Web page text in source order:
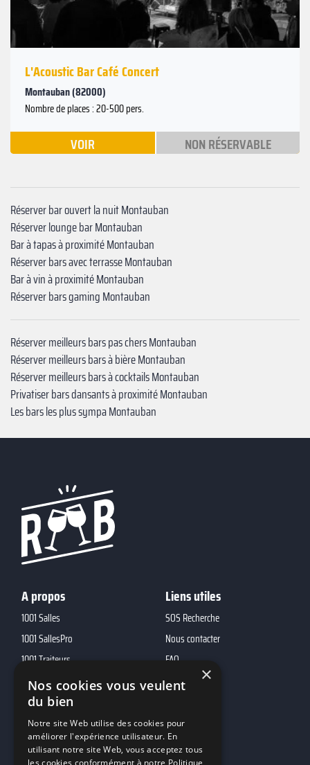
L'Acoustic Bar Café Concert
Montauban (82000)
Nombre de places : 20-500 pers.
VOIR NON RÉSERVABLE
Réserver bar ouvert la nuit Montauban
Réserver lounge bar Montauban
Bar à tapas à proximité Montauban
Réserver bars avec terrasse Montauban
Bar à vin à proximité Montauban
Réserver bars gaming Montauban
Réserver meilleurs bars pas chers Montauban
Réserver meilleurs bars à bière Montauban
Réserver meilleurs bars à cocktails Montauban
Privatiser bars dansants à proximité Montauban
Les bars les plus sympa Montauban
A propos
1001 Salles
1001 SallesPro
1001 Traiteurs
1001 DJ
10h01
MP2
Liens utiles
SOS Recherche
Nous contacter
FAQ
Contacts
×
Nos cookies vous veulent
du bien
Notre site Web utilise des cookies pour
améliorer l'expérience utilisateur. En
utilisant notre site Web, vous acceptez tous
les cookies conformément à notre Politique